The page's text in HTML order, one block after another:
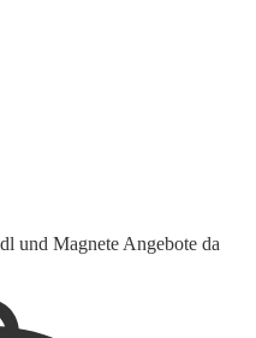
und Magnete Angebote da